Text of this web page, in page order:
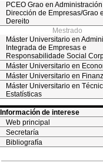
PCEO Grao en
Dirección de Empresas/Grao
Dereito
Mestrado
Máster Universitario en
Integrada de Empresas e
Responsabilidade Social
Máster Universitario en
Máster Universitario en
Máster Universitario en
Estatísticas
Información de interese
Web principal
Secretaría
Bibliografía